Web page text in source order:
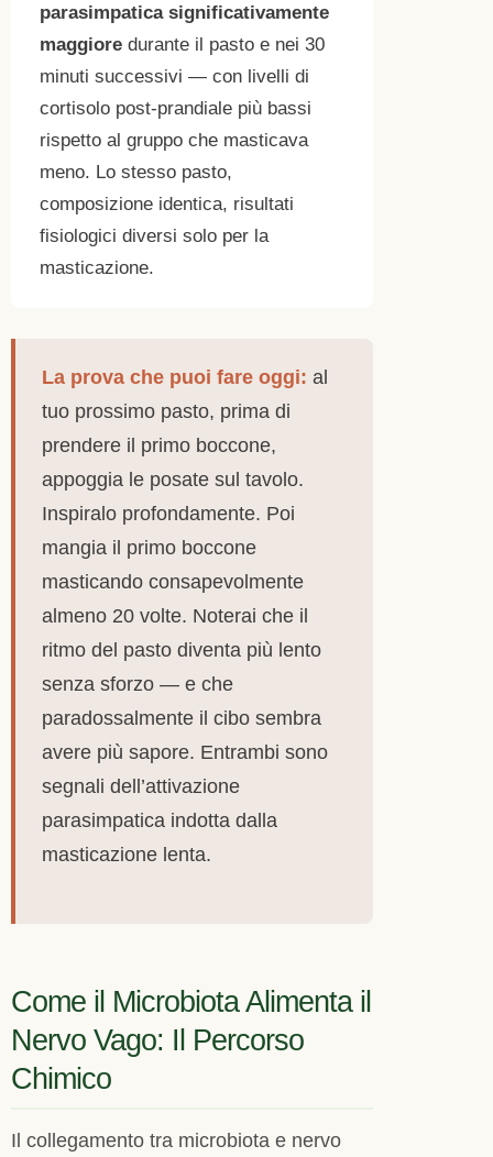
parasimpatica significativamente
maggiore durante il pasto e nei 30
minuti successivi — con livelli di
cortisolo post-prandiale più bassi
rispetto al gruppo che masticava
meno. Lo stesso pasto,
composizione identica, risultati
fisiologici diversi solo per la
masticazione.
La prova che puoi fare oggi: al
tuo prossimo pasto, prima di
prendere il primo boccone,
appoggia le posate sul tavolo.
Inspiralo profondamente. Poi
mangia il primo boccone
masticando consapevolmente
almeno 20 volte. Noterai che il
ritmo del pasto diventa più lento
senza sforzo — e che
paradossalmente il cibo sembra
avere più sapore. Entrambi sono
segnali dell’attivazione
parasimpatica indotta dalla
masticazione lenta.
Come il Microbiota Alimenta il
Nervo Vago: Il Percorso
Chimico
Il collegamento tra microbiota e nervo